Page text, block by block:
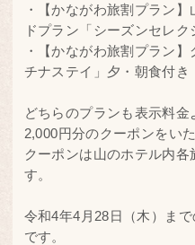
・【かながわ旅割プラン
ドプラン「シーズンセレ
・【かながわ旅割プラン
チナステイ」夕・朝食付き
どちらのプランも表示料
2,000円分のクーポンをいた
クーポンは山のホテル内
す。
令和4年4月28日（木）ま
です。